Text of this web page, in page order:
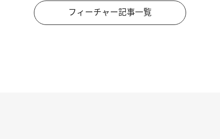
フィーチャー記事一覧